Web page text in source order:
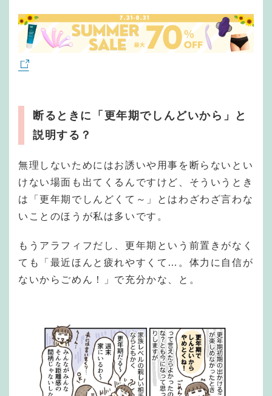
断るときに「更年期でしんどいから」と
説明する？
無理しないためにはお誘いや用事を断らないとい
けない場面も出てくるんですけど、そういうとき
は「更年期でしんどくて～」とはわざわざ言わな
いことのほうが私は多いです。
もうアラフィフだし、更年期という前置きがなく
ても「最近ほんと疲れやすくて…。体力に自信が
ないからごめん！」で充分かな、と。